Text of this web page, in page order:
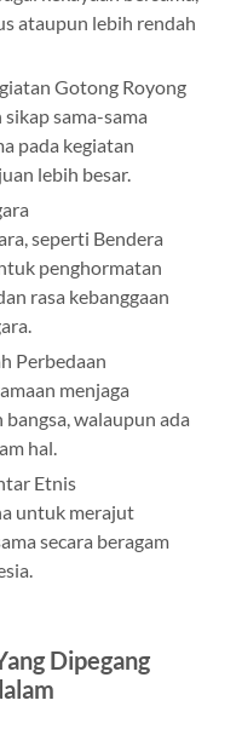
ataupun lebih rendah
Gotong Royong
sama-sama
pada kegiatan
lebih besar.
seperti Bendera
penghormatan
rasa kebanggaan
Perbedaan
menjaga
walaupun ada
hal.
Etnis
untuk merajut
secara beragam
Dipegang